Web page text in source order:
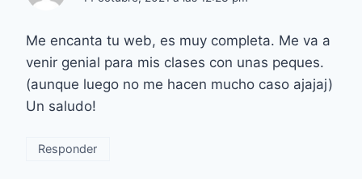
Me encanta tu web, es muy completa. Me va a
venir genial para mis clases con unas peques.
(aunque luego no me hacen mucho caso ajajaj)
Un saludo!
Responder